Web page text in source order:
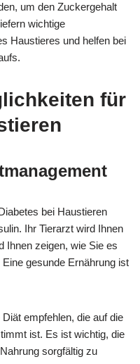
um den Zuckergehalt
wichtige
Haustieres und helfen bei
für
bei Haustieren
Ihr Tierarzt wird Ihnen
Ihnen zeigen, wie Sie es
gesunde Ernährung ist
empfehlen, die auf die
ist. Es ist wichtig, die
sorgfältig zu